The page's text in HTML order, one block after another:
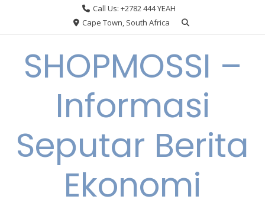
Call Us: +2782 444 YEAH
Cape Town, South Africa
SHOPMOSSI –
Informasi
Seputar Berita
Ekonomi